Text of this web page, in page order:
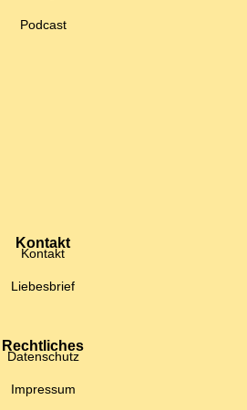
Podcast
Kontakt
Kontakt
Liebesbrief
Rechtliches
Datenschutz
Impressum